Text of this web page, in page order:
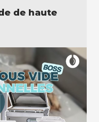
de haute